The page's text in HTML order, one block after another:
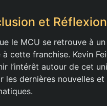
et
le MCU se retrouve à
à cette franchise. Kevin
l’intérêt autour de cet
les dernières nouvelles